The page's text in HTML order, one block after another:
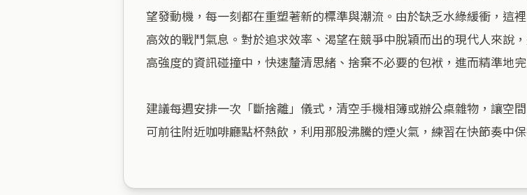
望發動機，每一刻都在重塑著新的標準與潮流。由於缺乏水綠緩衝，這
高效的戰鬥氣息。對於追求效率、渴望在競爭中脫穎而出的現代人來說
高強度的資訊碰撞中，快速釐清思緒、捨棄不必要的包袱，進而精準地
建議每週安排一次「斷捨離」儀式，清空手機相簿或辦公桌雜物，讓空
可前往附近咖啡廳點杯熱飲，利用那股沸騰的煙火氣，練習在快節奏中